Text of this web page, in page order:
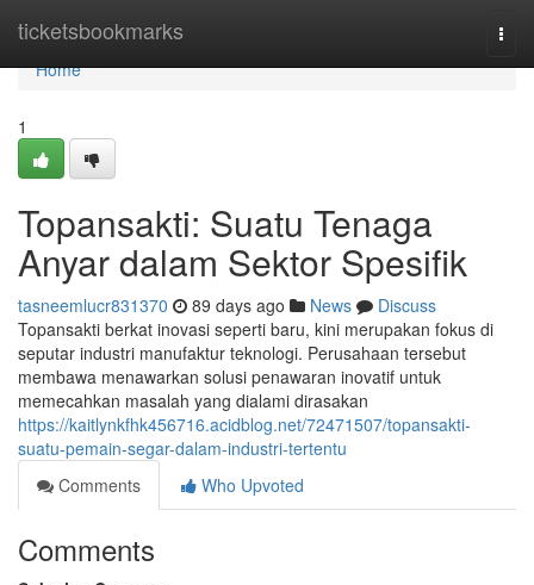
ticketsbookmarks
Home
Home
1
Topansakti: Suatu Tenaga
Anyar dalam Sektor Spesifik
tasneemlucr831370 89 days ago News
Discuss
Topansakti berkat inovasi seperti baru, kini merupakan fokus di
seputar industri manufaktur teknologi. Perusahaan tersebut
membawa menawarkan solusi penawaran inovatif untuk
memecahkan masalah yang dialami dirasakan
https://kaitlynkfhk456716.acidblog.net/72471507/topansakti-
suatu-pemain-segar-dalam-industri-tertentu
Comments
Who Upvoted
Comments